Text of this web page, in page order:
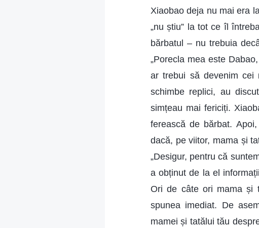
Xiaobao deja nu mai era
„nu știu” la tot ce îl
bărbatul – nu trebuia
„Porecla mea este
ar trebui să devenim cei
schimbe replici, au
simțeau mai fericiți.
ferească de bărbat.
dacă, pe viitor, mama și
„Desigur, pentru că
a obținut de la el
Ori de câte ori mama și
spunea imediat. De
mamei și tatălui tău